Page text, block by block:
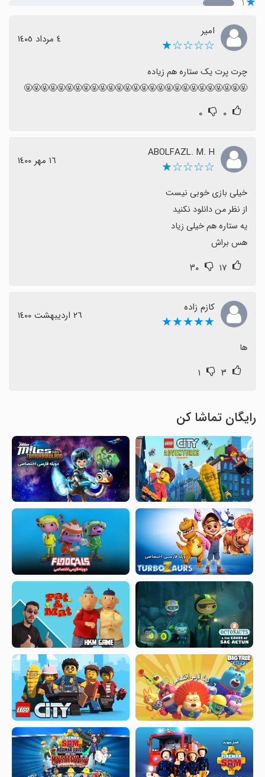
۱
امیر
☆☆☆☆★ ٤ مرداد ١٤٠٥
🤬🤬🤬🤬🤬🤬🤬🤬🤬🤬🤬🤬🤬🤬🤬🤬🤬🤬🤬🤬🤬🤬🤬🤬🤬🤬🤬
۰ ۰
ABOLFAZL. M. H
☆☆☆☆★ ١٦ مهر ١٤٠٠
هس براش
۱۷ ۳۰
کازم زاده
★★★★★ ٢٦ اردیبهشت ١٤٠٠
ها
۳ ۱
رایگان تماشا کن